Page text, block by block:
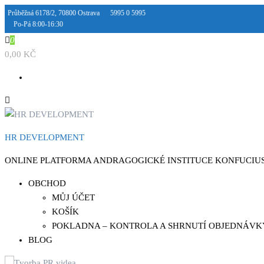
Přeskočit
obsah
Průběžná 6178/2, 70800 Ostrava
5995 0 5995
Po-Pá 8:00-16:30
0
0,00 KČ
HR DEVELOPMENT
ONLINE PLATFORMA ANDRAGOGICKÉ INSTITUCE
OBCHOD
MŮJ ÚČET
KOŠÍK
POKLADNA – KONTROLA A SHRNUTÍ
BLOG